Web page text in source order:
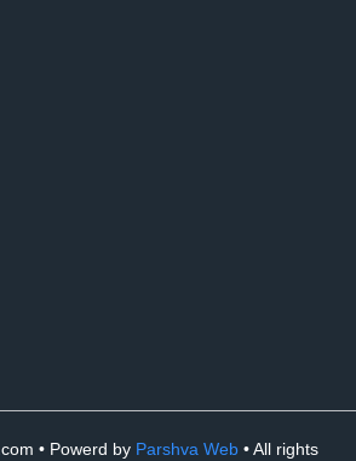
• Powerd by Parshva Web • All rights